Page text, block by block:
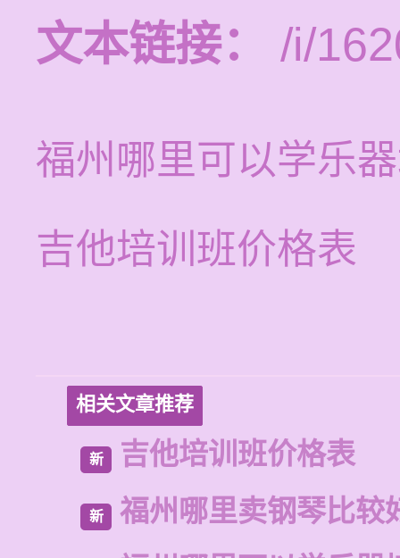
文本链接：
/i/
福州哪里可以学乐
吉他培训班价格表
相关文章推荐
新 吉他培训班价格表
新
福州哪里卖钢琴比较